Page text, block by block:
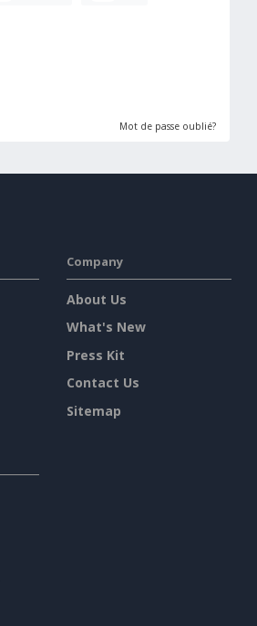
Mot de passe oublié?
Company
About Us
What's New
Press Kit
Contact Us
Sitemap